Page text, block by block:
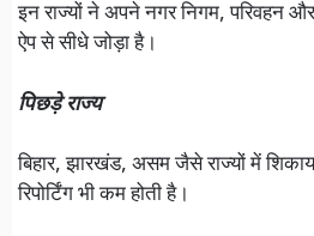
इन राज्यों ने अपने नगर निगम, परिवहन
ऐप से सीधे जोड़ा है।
पिछड़े राज्य
बिहार, झारखंड, असम जैसे राज्यों में
रिपोर्टिंग भी कम होती है।